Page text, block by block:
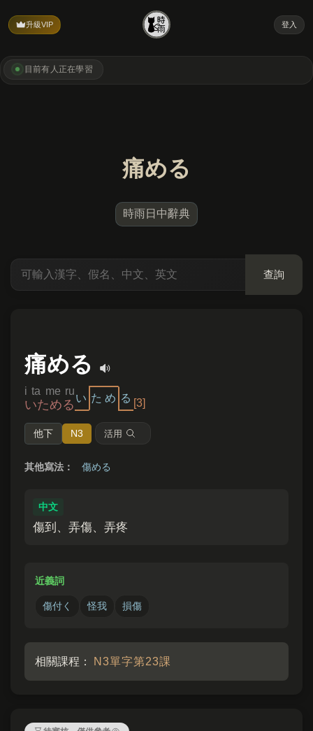
升級VIP 登入
目前有 人正在學習
痛める
時雨日中辭典
查詢
痛める
i ta me ru
いためる い た め る [3]
他下 N3 活用
其他寫法： 傷める
中文
傷到、弄傷、弄疼
近義詞
傷付く 怪我 損傷
相關課程： N3單字第23課